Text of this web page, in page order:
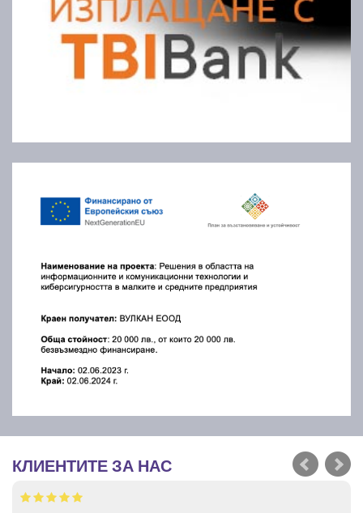
КЛИЕНТИТЕ ЗА НАС